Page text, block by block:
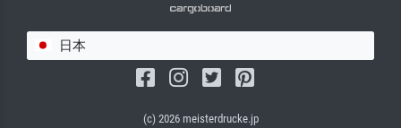
日本
(c) 2026 meisterdrucke.jp